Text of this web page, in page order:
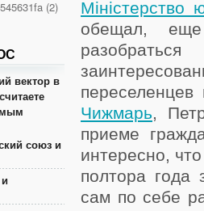
вектор в
союз и
Міністерство
обещал,
Чижмарь,
приеме
интересно,
полтора года
сам по себе